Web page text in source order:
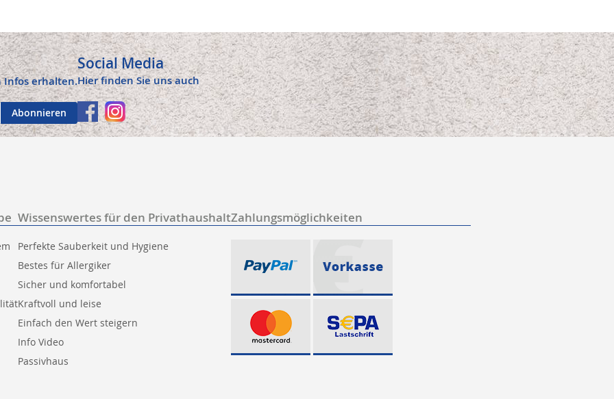
Infos erhalten.
Abonnieren
Social Media
Hier finden Sie uns auch
Wissenswertes für den Privathaushalt
Perfekte Sauberkeit und Hygiene
Bestes für Allergiker
Sicher und komfortabel
Kraftvoll und leise
Einfach den Wert steigern
Info Video
Passivhaus
Zahlungsmöglichkeiten